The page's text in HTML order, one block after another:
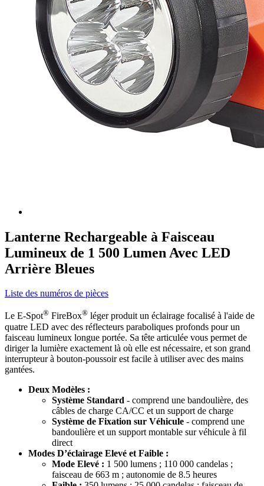
Lanterne Rechargeable à Faisceau
Lumineux de 1 500 Lumen Avec LED
Arrière Bleues
Liste des numéros de pièces
Le E-Spot® FireBox® léger produit un éclairage focalisé à l'aide de
quatre LED avec des réflecteurs paraboliques profonds pour un
faisceau lumineux longue portée. Sa tête articulée vous permet de
diriger la lumière exactement là où elle est nécessaire, et son grand
interrupteur à bouton-poussoir est facile à utiliser avec des mains
gantées.
Deux Modèles :
Système Standard - comprend une bandoulière, des
câbles de charge CA/CC et un support de charge
Système de Fixation sur Véhicule - comprend une
bandoulière et un support montable sur véhicule à fil
direct
Modes D’éclairage Elevé et Faible :
Mode Elevé : 1 500 lumens ; 110 000 candelas ;
faisceau de 663 m ; autonomie de 8.5 heures